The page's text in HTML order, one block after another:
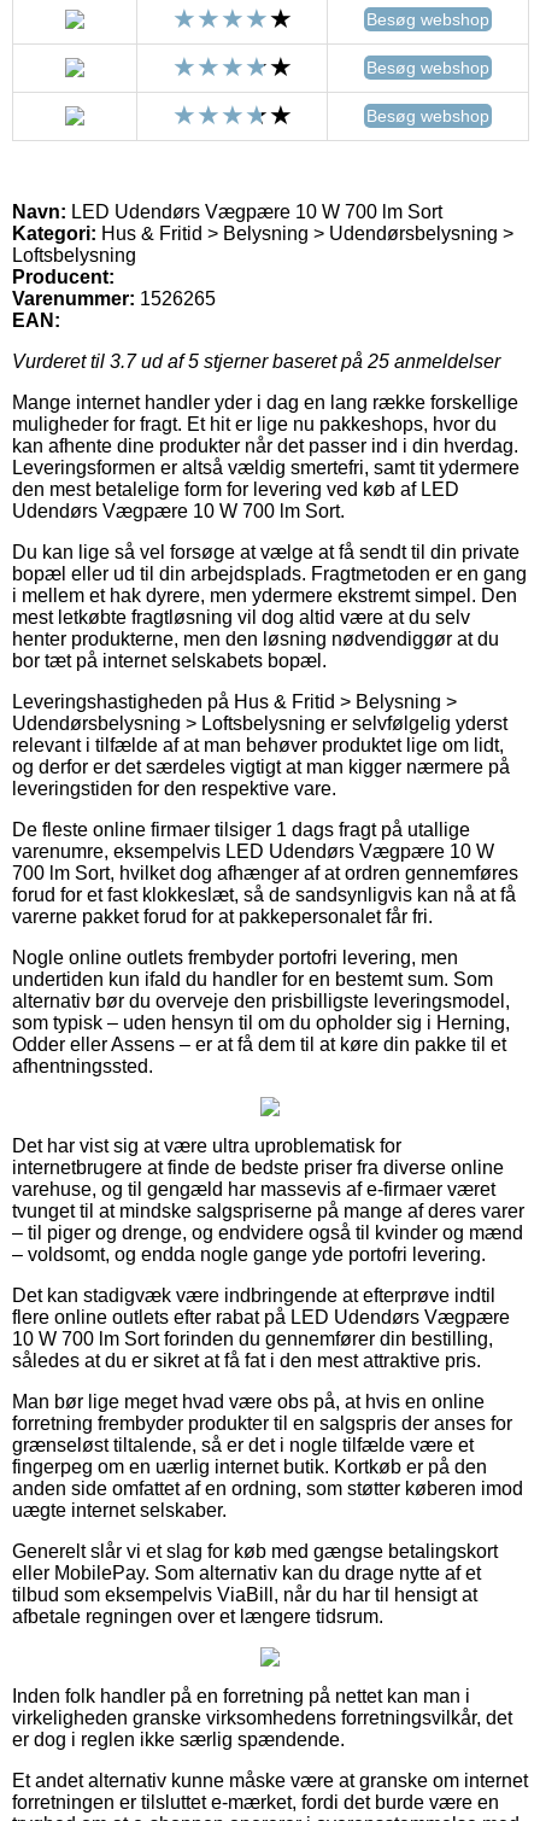
Besøg webshop
Besøg webshop
Besøg webshop
Navn: LED Udendørs Vægpære 10 W 700 lm Sort
Kategori: Hus & Fritid > Belysning > Udendørsbelysning >
Loftsbelysning
Producent:
Varenummer: 1526265
EAN:
Vurderet til 3.7ud af 5 stjerner baseret på 25 anmeldelser
Mange internet handler yder i dag en lang række forskellige
muligheder for fragt. Et hit er lige nu pakkeshops, hvor du
kan afhente dine produkter når det passer ind i din hverdag.
Leveringsformen er altså vældig smertefri, samt tit ydermere
den mest betalelige form for levering ved køb af LED
Udendørs Vægpære 10 W 700 lm Sort.
Du kan lige så vel forsøge at vælge at få sendt til din private
bopæl eller ud til din arbejdsplads. Fragtmetoden er en gang
i mellem et hak dyrere, men ydermere ekstremt simpel. Den
mest letkøbte fragtløsning vil dog altid være at du selv
henter produkterne, men den løsning nødvendiggør at du
bor tæt på internet selskabets bopæl.
Leveringshastigheden på Hus & Fritid > Belysning >
Udendørsbelysning > Loftsbelysning er selvfølgelig yderst
relevant i tilfælde af at man behøver produktet lige om lidt,
og derfor er det særdeles vigtigt at man kigger nærmere på
leveringstiden for den respektive vare.
De fleste online firmaer tilsiger 1 dags fragt på utallige
varenumre, eksempelvis LED Udendørs Vægpære 10 W
700 lm Sort, hvilket dog afhænger af at ordren gennemføres
forud for et fast klokkeslæt, så de sandsynligvis kan nå at få
varerne pakket forud for at pakkepersonalet får fri.
Nogle online outlets frembyder portofri levering, men
undertiden kun ifald du handler for en bestemt sum. Som
alternativ bør du overveje den prisbilligste leveringsmodel,
som typisk – uden hensyn til om du opholder sig i Herning,
Odder eller Assens – er at få dem til at køre din pakke til et
afhentningssted.
Det har vist sig at være ultra uproblematisk for
internetbrugere at finde de bedste priser fra diverse online
varehuse, og til gengæld har massevis af e-firmaer været
tvunget til at mindske salgspriserne på mange af deres varer
– til piger og drenge, og endvidere også til kvinder og mænd
– voldsomt, og endda nogle gange yde portofri levering.
Det kan stadigvæk være indbringende at efterprøve indtil
flere online outlets efter rabat på LED Udendørs Vægpære
10 W 700 lm Sort forinden du gennemfører din bestilling,
således at du er sikret at få fat i den mest attraktive pris.
Man bør lige meget hvad være obs på, at hvis en online
forretning frembyder produkter til en salgspris der anses for
grænseløst tiltalende, så er det i nogle tilfælde være et
fingerpeg om en uærlig internet butik. Kortkøb er på den
anden side omfattet af en ordning, som støtter køberen imod
uægte internet selskaber.
Generelt slår vi et slag for køb med gængse betalingskort
eller MobilePay. Som alternativ kan du drage nytte af et
tilbud som eksempelvis ViaBill, når du har til hensigt at
afbetale regningen over et længere tidsrum.
Inden folk handler på en forretning på nettet kan man i
virkeligheden granske virksomhedens forretningsvilkår, det
er dog i reglen ikke særlig spændende.
Et andet alternativ kunne måske være at granske om internet
forretningen er tilsluttet e-mærket, fordi det burde være en